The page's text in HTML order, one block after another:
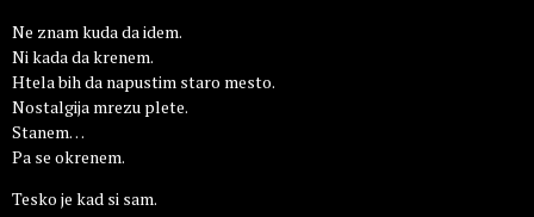
Ne znam kuda da idem.
Ni kada da krenem.
Htela bih da napustim staro mesto.
Nostalgija mrezu plete.
Stanem…
Pa se okrenem.
Tesko je kad si sam.